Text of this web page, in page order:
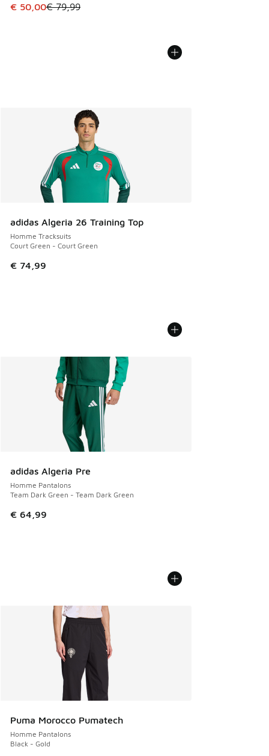
Cet article est en promotion. Prix en baisse de € 79,99 à
€ 50,00€ 79,99
adidas Algeria 26 Training Top
Homme Tracksuits
Court Green - Court Green
€ 74,99
adidas Algeria Pre
Homme Pantalons
Team Dark Green - Team Dark Green
€ 64,99
Puma Morocco Pumatech
Homme Pantalons
Black - Gold